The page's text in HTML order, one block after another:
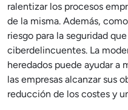
ralentizar los procesos
de la misma. Además,
riesgo para la seguridad
ciberdelincuentes. La
heredados puede ayudar a
las empresas alcanzar sus
reducción de los costes y